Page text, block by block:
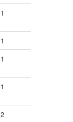
1
1
1
1
2